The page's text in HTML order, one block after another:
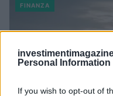
Personal Information
If you wish to opt-out of
FINANZA